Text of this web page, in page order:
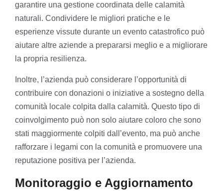
garantire una gestione coordinata delle calamità
naturali. Condividere le migliori pratiche e le
esperienze vissute durante un evento catastrofico può
aiutare altre aziende a prepararsi meglio e a migliorare
la propria resilienza.
Inoltre, l’azienda può considerare l’opportunità di
contribuire con donazioni o iniziative a sostegno della
comunità locale colpita dalla calamità. Questo tipo di
coinvolgimento può non solo aiutare coloro che sono
stati maggiormente colpiti dall’evento, ma può anche
rafforzare i legami con la comunità e promuovere una
reputazione positiva per l’azienda.
Monitoraggio e Aggiornamento